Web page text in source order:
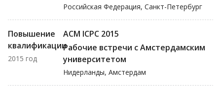
Российская Федерация, Санкт-Петербург
Повышение
квалификации
2015 год
ACM ICPC 2015
Рабочие встречи с Амстердамским
университетом
Нидерланды, Амстердам